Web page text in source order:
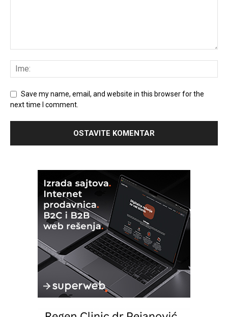
Save my name, email, and website in this browser for the
next time I comment.